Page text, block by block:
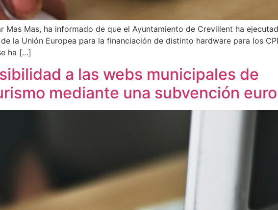
Mas, ha informado de que el Ayuntamiento de Crevillent ha
la Unión Europea para la financiación de distinto hardware para los
ha […]
a las webs municipales de
mediante una subvención